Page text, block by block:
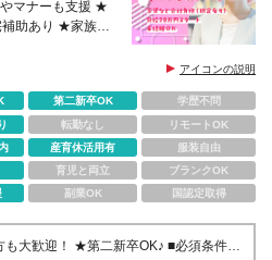
マナーも支援 ★
助あり ★家族手
アイコンの説明
第二新卒OK
学歴不問
転勤なし
リモートOK
産育休活用有
服装自由
育児と両立
ブランクOK
副業OK 国認定取得
歓迎！ ★第二新卒OK♪ ■必須条件